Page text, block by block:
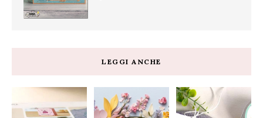
LEGGI ANCHE